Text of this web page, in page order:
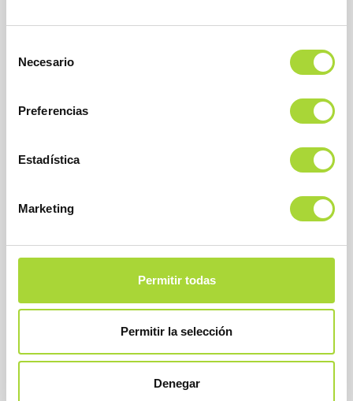
Necesario
Preferencias
Estadística
Marketing
Permitir todas
Permitir la selección
Denegar
Dirección
28027 Madrid
SOBRE BIOSIM
JUNTA DIRECTIVA
ASOCIADOS